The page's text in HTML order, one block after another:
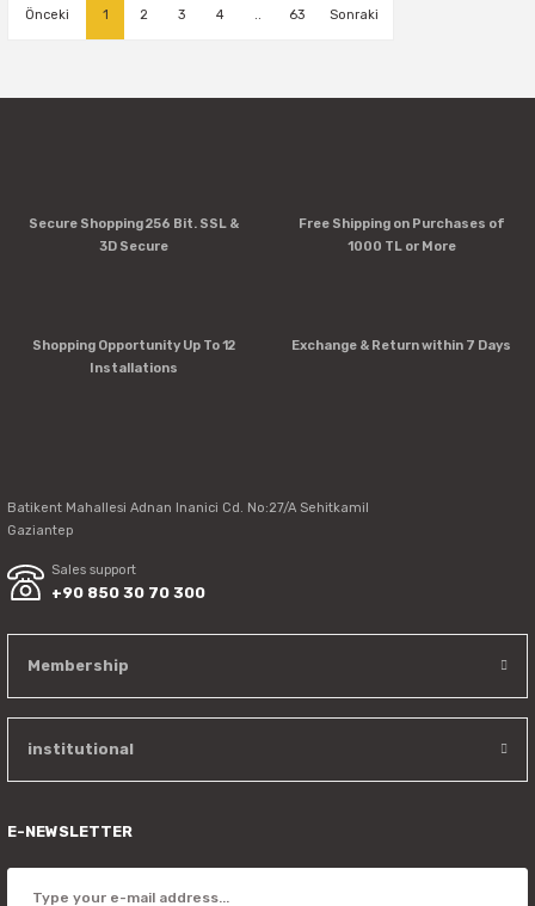
1 2 3 4 .. 63
Secure Shopping 256 Bit. SSL &
3D Secure
Free Shipping on Purchases of
1000 TL or More
Shopping Opportunity Up To 12
Installations
Exchange & Return within 7 Days
Batikent Mahallesi Adnan Inanici Cd. No:27/A Sehitkamil
Gaziantep
Sales support
+90 850 30 70 300
Membership
institutional
E-NEWSLETTER